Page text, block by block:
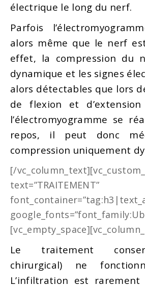
électrique le long du nerf.
Parfois
alors même que le nerf
effet, la compression du
dynamique et les signes
alors détectables que lors
de flexion et
l’électromyogramme se
repos, il peut donc
compression uniquement
[/
text=”TRAITEMENT”
Le traitement
chirurgical) ne
L’infiltration est